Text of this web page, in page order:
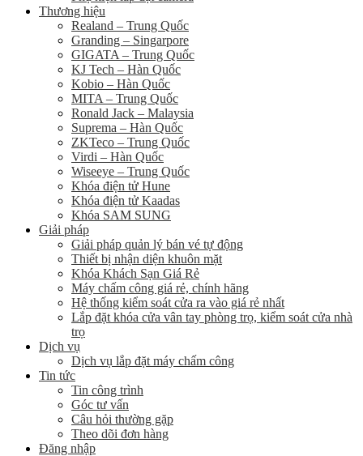
Thương hiệu
Realand – Trung Quốc
Granding – Singarpore
GIGATA – Trung Quốc
KJ Tech – Hàn Quốc
Kobio – Hàn Quốc
MITA – Trung Quốc
Ronald Jack – Malaysia
Suprema – Hàn Quốc
ZKTeco – Trung Quốc
Virdi – Hàn Quốc
Wiseeye – Trung Quốc
Khóa điện tử Hune
Khóa điện tử Kaadas
Khóa SAM SUNG
Giải pháp
Giải pháp quản lý bán vé tự động
Thiết bị nhận diện khuôn mặt
Khóa Khách Sạn Giá Rẻ
Máy chấm công giá rẻ, chính hãng
Hệ thống kiểm soát cửa ra vào giá rẻ nhất
Lắp đặt khóa cửa vân tay phòng trọ, kiểm soát cửa nhà
trọ
Dịch vụ
Dịch vụ lắp đặt máy chấm công
Tin tức
Tin công trình
Góc tư vấn
Câu hỏi thường gặp
Theo dõi đơn hàng
Đăng nhập